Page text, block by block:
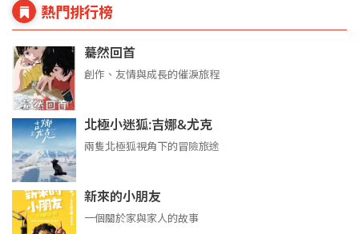
熱門排行榜
驀然回首
創作、友情與成長的催淚旅程
北極小迷狐:吉娜&尤克
兩隻北極狐視角下的冒險旅途
新來的小朋友
一個關於家與家人的故事